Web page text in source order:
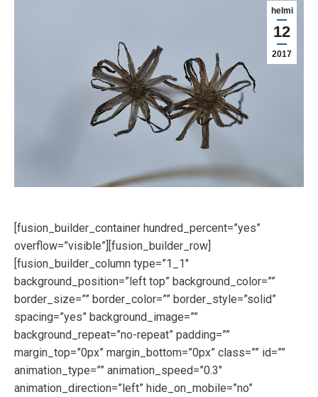
helmi
12
2017
[fusion_builder_container hundred_percent=”yes”
overflow=”visible”][fusion_builder_row]
[fusion_builder_column type=”1_1″
background_position=”left top” background_color=””
border_size=”” border_color=”” border_style=”solid”
spacing=”yes” background_image=””
background_repeat=”no-repeat” padding=””
margin_top=”0px” margin_bottom=”0px” class=”” id=””
animation_type=”” animation_speed=”0.3″
animation_direction=”left” hide_on_mobile=”no”